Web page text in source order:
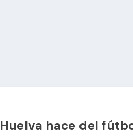
Huelva hace del